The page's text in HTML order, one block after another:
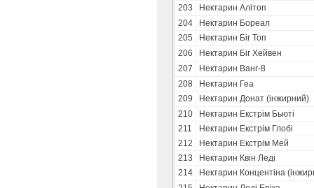
203
Нектарин Алітоп
204
Нектарин Бореал
205
Нектарин Біг Топ
206
Нектарин Біг Хейвен
207
Нектарин Ванг-8
208
Нектарин Геа
209
Нектарин Донат (інжирний)
210
Нектарин Екстрім Бьюті
211
Нектарин Екстрім Глобі
212
Нектарин Екстрім Мей
213
Нектарин Квін Леді
214
Нектарин Концентіна